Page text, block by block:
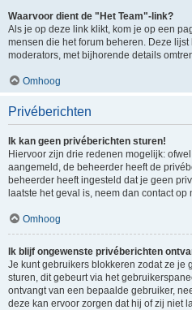
Waarvoor dient de "Het Team"-link?
Als je op deze link klikt, kom je op een
mensen die het forum beheren. Deze
moderators, met bijhorende details
Omhoog
Privéberichten
Ik kan geen privéberichten sturen!
Hiervoor zijn drie redenen mogelijk:
aangemeld, de beheerder heeft de
beheerder heeft ingesteld dat je geen
laatste het geval is, neem dan contact op
Omhoog
Ik blijf ongewenste privéberichten
Je kunt gebruikers blokkeren zodat ze je
sturen, dit gebeurt via het
ontvangt van een bepaalde gebruiker,
deze kan ervoor zorgen dat hij of zij niet